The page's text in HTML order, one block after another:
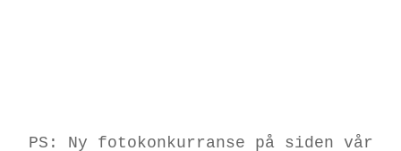
PS: Ny fotokonkurranse på siden vår